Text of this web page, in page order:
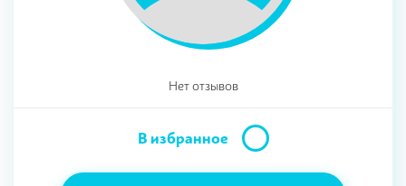
Нет отзывов
В избранное